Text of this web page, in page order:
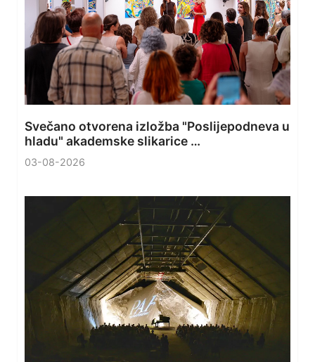
Svečano otvorena izložba "Poslijepodneva u
hladu" akademske slikarice …
03-08-2026